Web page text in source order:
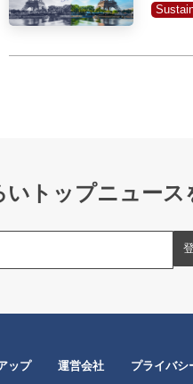
トップニュース
ップ 運営会社 プライバシ